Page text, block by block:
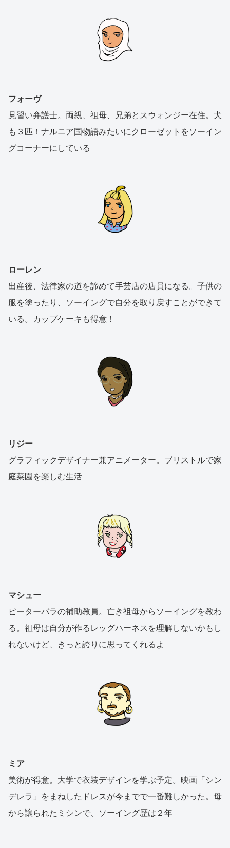
フォーヴ
見習い弁護士。両親、祖母、兄弟とスウォンジー在住。犬
も３匹！ナルニア国物語みたいにクローゼットをソーイン
グコーナーにしている
ローレン
出産後、法律家の道を諦めて手芸店の店員になる。子供の
服を塗ったり、ソーイングで自分を取り戻すことができて
いる。カップケーキも得意！
リジー
グラフィックデザイナー兼アニメーター。ブリストルで家
庭菜園を楽しむ生活
マシュー
ピーターバラの補助教員。亡き祖母からソーイングを教わ
る。祖母は自分が作るレッグハーネスを理解しないかもし
れないけど、きっと誇りに思ってくれるよ
ミア
美術が得意。大学で衣装デザインを学ぶ予定。映画「シン
デレラ」をまねしたドレスが今までで一番難しかった。母
から譲られたミシンで、ソーイング歴は２年